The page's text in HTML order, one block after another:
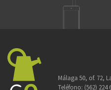
Málaga 50, of. 72,
Teléfono: (562) 224